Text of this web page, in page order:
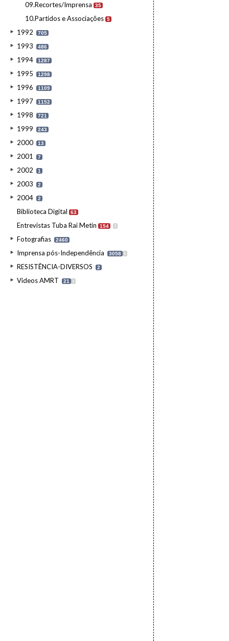
09.Recortes/Imprensa 35
10.Partidos e Associações 5
1992 705
1993 486
1994 1287
1995 1298
1996 1109
1997 1152
1998 721
1999 243
2000 13
2001 7
2002 1
2003 2
2004 2
Biblioteca Digital 63
Entrevistas Tuba Rai Metin 154 I
Fotografias 2460
Imprensa pós-Independência 3058 I
RESISTÊNCIA-DIVERSOS 2
Videos AMRT 21 I